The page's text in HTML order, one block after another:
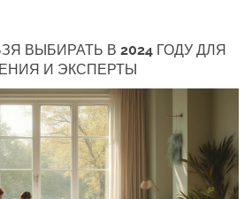
ВЫБИРАТЬ В 2024 ГОДУ ДЛЯ
И ЭКСПЕРТЫ